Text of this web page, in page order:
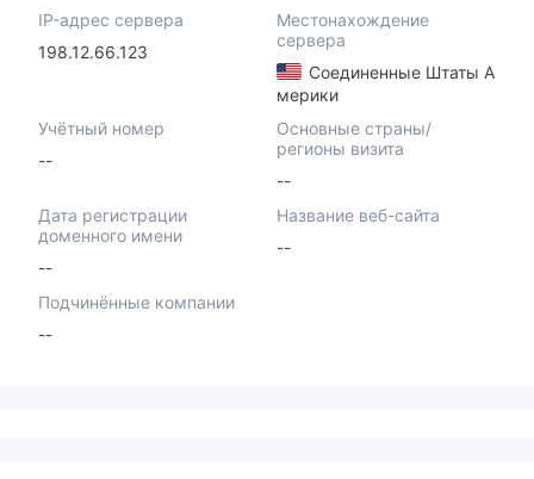
IP-адрес сервера
198.12.66.123
Местонахождение
сервера
Соединенные Штаты А
мерики
Учётный номер
--
Основные страны/
регионы визита
--
Дата регистрации
доменного имени
--
Название веб-сайта
--
Подчинённые компании
--